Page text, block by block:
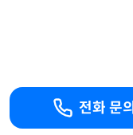
전화 문의